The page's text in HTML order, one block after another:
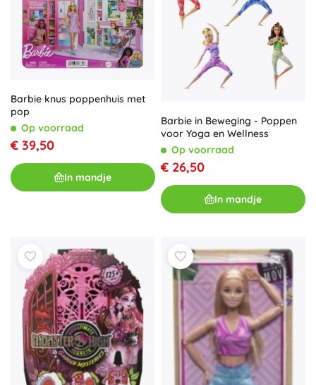
Barbie knus poppenhuis met
pop
Op voorraad
€ 39,50
In mandje
Barbie in Beweging - Poppen
voor Yoga en Wellness
Op voorraad
€ 26,50
In mandje